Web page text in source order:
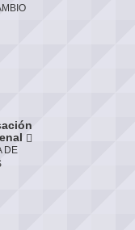
DE